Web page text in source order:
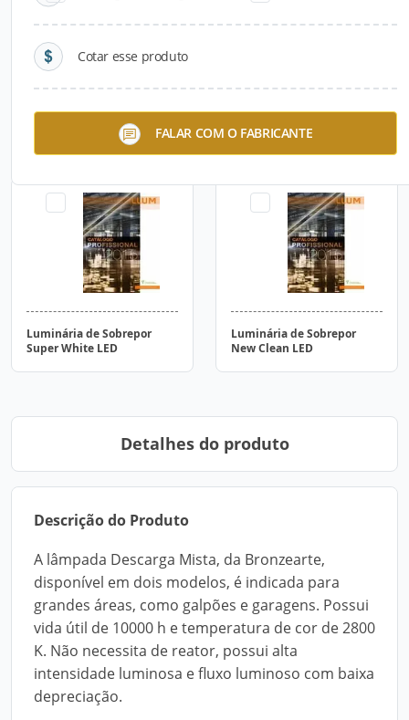
Cotar esse produto
FALAR COM O FABRICANTE
Luminária de Sobrepor X-
White LED
Luminária de Sobrepor
Super White LED
Luminária de Sobrepor
New Clean LED
Detalhes do produto
Descrição do Produto
A lâmpada Descarga Mista, da Bronzearte,
disponível em dois modelos, é indicada para
grandes áreas, como galpões e garagens. Possui
vida útil de 10000 h e temperatura de cor de 2800
K. Não necessita de reator, possui alta
intensidade luminosa e fluxo luminoso com baixa
depreciação.